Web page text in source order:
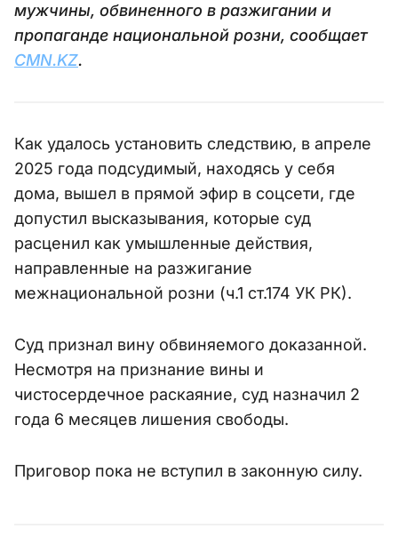
мужчины, обвиненного в разжигании и
пропаганде национальной розни, сообщает
CMN.KZ.
Как удалось установить следствию, в апреле
2025 года подсудимый, находясь у себя
дома, вышел в прямой эфир в соцсети, где
допустил высказывания, которые суд
расценил как умышленные действия,
направленные на разжигание
межнациональной розни (ч.1 ст.174 УК РК).
Суд признал вину обвиняемого доказанной.
Несмотря на признание вины и
чистосердечное раскаяние, суд назначил 2
года 6 месяцев лишения свободы.
Приговор пока не вступил в законную силу.